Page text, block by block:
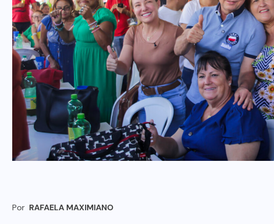
Por RAFAELA MAXIMIANO